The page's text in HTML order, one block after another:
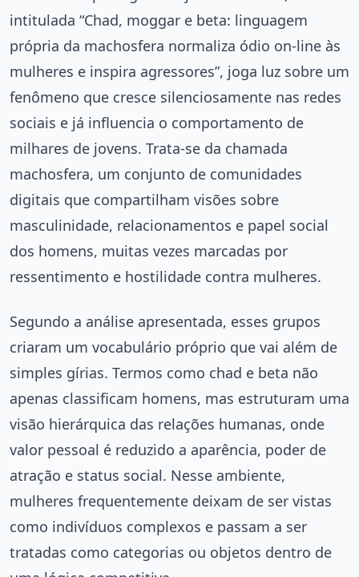
intitulada “Chad, moggar e beta: linguagem
própria da machosfera normaliza ódio on-line às
mulheres e inspira agressores”, joga luz sobre um
fenômeno que cresce silenciosamente nas redes
sociais e já influencia o comportamento de
milhares de jovens. Trata-se da chamada
machosfera, um conjunto de comunidades
digitais que compartilham visões sobre
masculinidade, relacionamentos e papel social
dos homens, muitas vezes marcadas por
ressentimento e hostilidade contra mulheres.
Segundo a análise apresentada, esses grupos
criaram um vocabulário próprio que vai além de
simples gírias. Termos como chad e beta não
apenas classificam homens, mas estruturam uma
visão hierárquica das relações humanas, onde
valor pessoal é reduzido a aparência, poder de
atração e status social. Nesse ambiente,
mulheres frequentemente deixam de ser vistas
como indivíduos complexos e passam a ser
tratadas como categorias ou objetos dentro de